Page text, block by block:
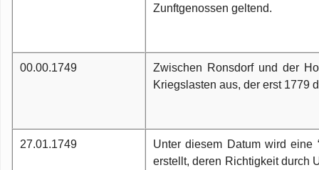
Zunftgenossen geltend.
00.00.1749
Zwischen Ronsdorf und der
Kriegslasten aus, der erst 1779
27.01.1749
Unter diesem Datum wird eine
erstellt, deren Richtigkeit durch